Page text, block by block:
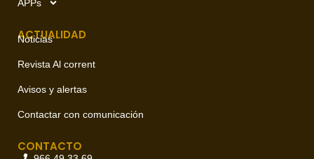
APPs
ACTUALIDAD
Noticias
Revista Al corrent
Avisos y alertas
Contactar con comunicación
CONTACTO